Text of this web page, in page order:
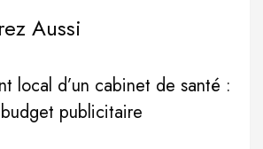
Aussi
local d’un cabinet de santé :
publicitaire